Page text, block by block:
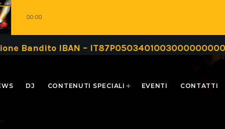
00:00
IBAN – IT87P0503401003000000000999
DJ CONTENUTI SPECIALI EVENTI CONTATTI